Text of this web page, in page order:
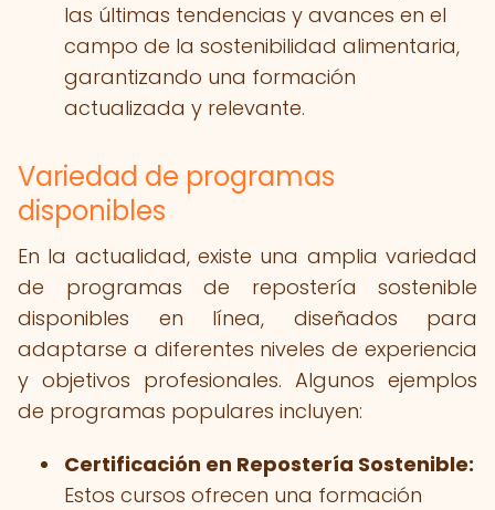
las últimas tendencias y avances en el
campo de la sostenibilidad alimentaria,
garantizando una formación
actualizada y relevante.
Variedad de programas
disponibles
En la actualidad, existe una amplia variedad
de programas de repostería sostenible
disponibles en línea, diseñados para
adaptarse a diferentes niveles de experiencia
y objetivos profesionales. Algunos ejemplos
de programas populares incluyen:
Certificación en Repostería Sostenible:
Estos cursos ofrecen una formación